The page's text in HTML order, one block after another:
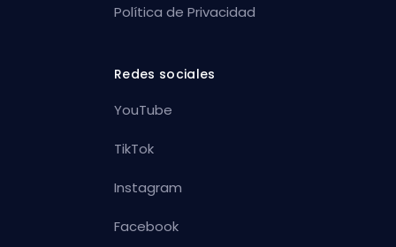
Política de Privacidad
Redes sociales
YouTube
TikTok
Instagram
Facebook